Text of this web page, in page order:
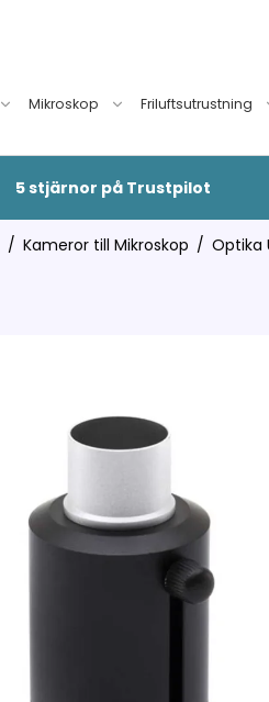
Mikroskop Friluftsutrustning
5 stjärnor på Trustpilot
/ Kameror till Mikroskop / Optika